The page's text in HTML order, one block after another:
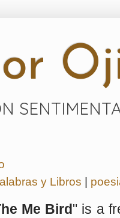
y Libros
Me Bird" is a